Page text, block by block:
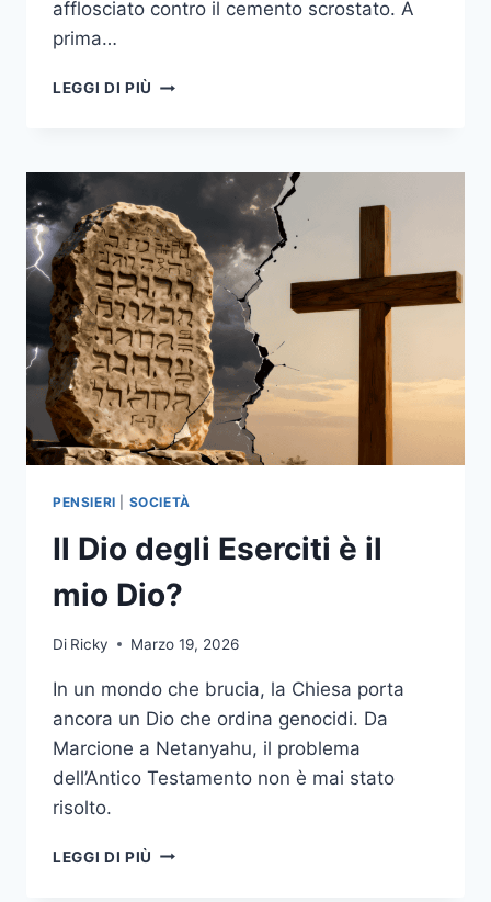
afflosciato contro il cemento scrostato. A
prima…
LEGGI DI PIÙ IL
PENSIERI SOCIETÀ
Il Dio degli Eserciti è il
mio Dio?
Di Ricky Marzo 19, 2026
In un mondo che brucia, la Chiesa porta
ancora un Dio che ordina genocidi. Da
Marcione a Netanyahu, il problema
dell’Antico Testamento non è mai stato
risolto.
LEGGI DI PIÙ IL